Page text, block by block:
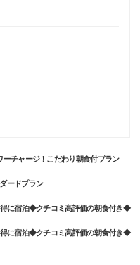
ーチャージ！こだわり朝食付プラン
ードプラン
得に宿泊◆クチコミ高評価の朝食付き◆
得に宿泊◆クチコミ高評価の朝食付き◆